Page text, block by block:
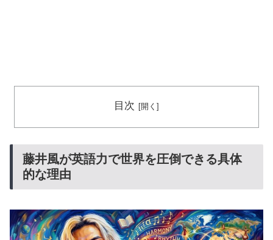
目次
藤井風が英語力で世界を圧倒できる具体
的な理由